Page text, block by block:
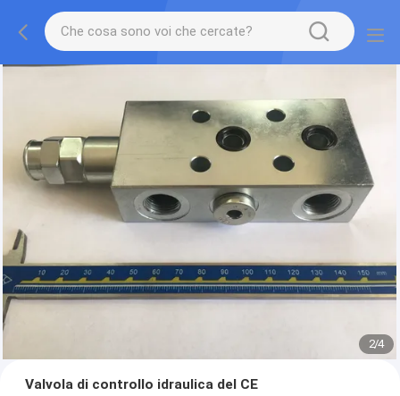
2/4
Valvola di controllo idraulica del CE